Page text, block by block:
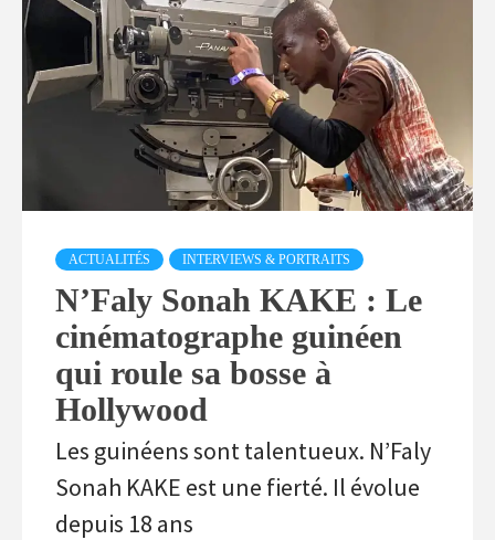
ACTUALITÉS INTERVIEWS & PORTRAITS
N’Faly Sonah KAKE : Le
cinématographe guinéen
qui roule sa bosse à
Hollywood
Les guinéens sont talentueux. N’Faly
Sonah KAKE est une fierté. Il évolue
depuis 18 ans